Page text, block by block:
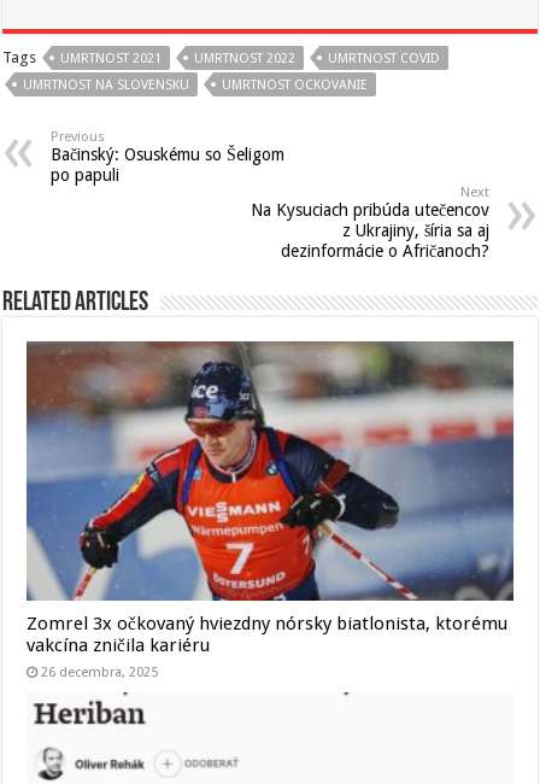
Tags UMRTNOST 2021 UMRTNOST 2022
UMRTNOST COVID
UMRTNOST NA SLOVENSKU
UMRTNOST OCKOVANIE
Previous
Bačinský: Osuskému so Šeligom
po papuli
Next
Na Kysuciach pribúda utečencov
z Ukrajiny, šíria sa aj
dezinformácie o Afričanoch?
Related Articles
Zomrel 3x očkovaný hviezdny nórsky biatlonista, ktorému
vakcína zničila kariéru
26 decembra, 2025